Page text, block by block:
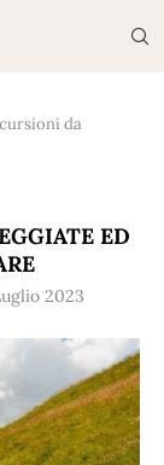
da
ED
2023